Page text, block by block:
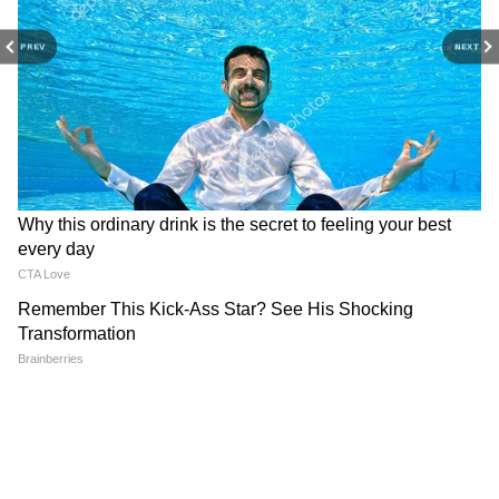
PREV NEXT
सकता था। ठीक इसी समय, वेनेजुएला की कार्यवाहक
राष्ट्रपति का भारत आना कोई सामान्य घटना नहीं है। इस
दौरे से पहले भारतीय विदेश मंत्री एस. जयशंकर ने भी
रोड्रिगेज से गुप्त और लंबी चर्चा की। जयशंकर ने साफ
शब्दों में कहा कि रोड्रिगेज का भारत-वेनेजुएला संबंधों को
मजबूत करने में पुराना इतिहास रहा है, और पीएम मोदी के
साथ उनकी यह बातचीत दोनों देशों के सहयोग को एक नई
और ऐतिहासिक ऊंचाई पर ले जाएगी।